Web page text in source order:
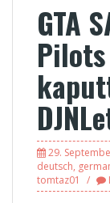
GTA
29.
deutsch,
tomtaz01